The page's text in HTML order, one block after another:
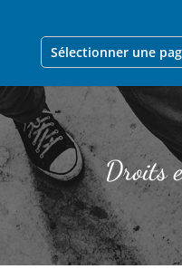
Sélectionner une
Droits